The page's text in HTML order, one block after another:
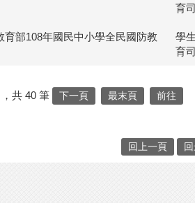
育司
部108年國民中小學全民國防教
學
育司
，共 40 筆 下一頁 最末頁 前往
回上一頁